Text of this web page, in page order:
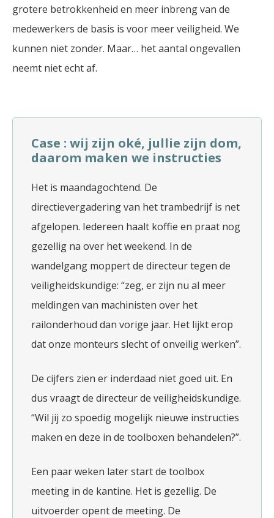
grotere betrokkenheid en meer inbreng van de
medewerkers de basis is voor meer veiligheid. We
kunnen niet zonder. Maar… het aantal ongevallen
neemt niet echt af.
Case : wij zijn oké, jullie zijn dom,
daarom maken we instructies
Het is maandagochtend. De
directievergadering van het trambedrijf is net
afgelopen. Iedereen haalt koffie en praat nog
gezellig na over het weekend. In de
wandelgang moppert de directeur tegen de
veiligheidskundige: “zeg, er zijn nu al meer
meldingen van machinisten over het
railonderhoud dan vorige jaar. Het lijkt erop
dat onze monteurs slecht of onveilig werken”.
De cijfers zien er inderdaad niet goed uit. En
dus vraagt de directeur de veiligheidskundige.
“Wil jij zo spoedig mogelijk nieuwe instructies
maken en deze in de toolboxen behandelen?”.
Een paar weken later start de toolbox
meeting in de kantine. Het is gezellig. De
uitvoerder opent de meeting. De